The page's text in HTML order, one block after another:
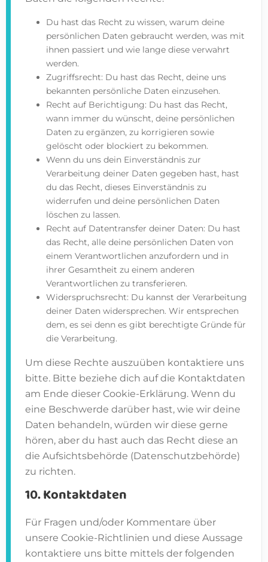
Du hast das Recht zu wissen, warum deine
persönlichen Daten gebraucht werden, was mit
ihnen passiert und wie lange diese verwahrt
werden.
Zugriffsrecht: Du hast das Recht, deine uns
bekannten persönliche Daten einzusehen.
Recht auf Berichtigung: Du hast das Recht,
wann immer du wünscht, deine persönlichen
Daten zu ergänzen, zu korrigieren sowie
gelöscht oder blockiert zu bekommen.
Wenn du uns dein Einverständnis zur
Verarbeitung deiner Daten gegeben hast, hast
du das Recht, dieses Einverständnis zu
widerrufen und deine persönlichen Daten
löschen zu lassen.
Recht auf Datentransfer deiner Daten: Du hast
das Recht, alle deine persönlichen Daten von
einem Verantwortlichen anzufordern und in
ihrer Gesamtheit zu einem anderen
Verantwortlichen zu transferieren.
Widerspruchsrecht: Du kannst der Verarbeitung
deiner Daten widersprechen. Wir entsprechen
dem, es sei denn es gibt berechtigte Gründe für
die Verarbeitung.
Um diese Rechte auszuüben kontaktiere uns
bitte. Bitte beziehe dich auf die Kontaktdaten
am Ende dieser Cookie-Erklärung. Wenn du
eine Beschwerde darüber hast, wie wir deine
Daten behandeln, würden wir diese gerne
hören, aber du hast auch das Recht diese an
die Aufsichtsbehörde (Datenschutzbehörde)
zu richten.
10. Kontaktdaten
Für Fragen und/oder Kommentare über
unsere Cookie-Richtlinien und diese Aussage
kontaktiere uns bitte mittels der folgenden